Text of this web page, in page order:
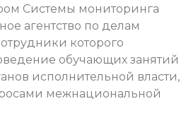
Системы мониторинга
агентство по делам
которого
обучающих занятий
исполнительной власти,
межнациональной